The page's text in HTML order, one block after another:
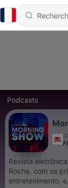
Podcasts
Revista
Rocha, com os
entretenimento,